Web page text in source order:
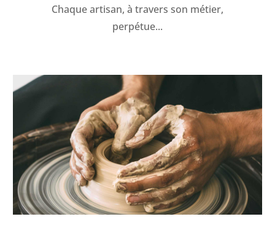
Chaque artisan, à travers son métier,
perpétue...